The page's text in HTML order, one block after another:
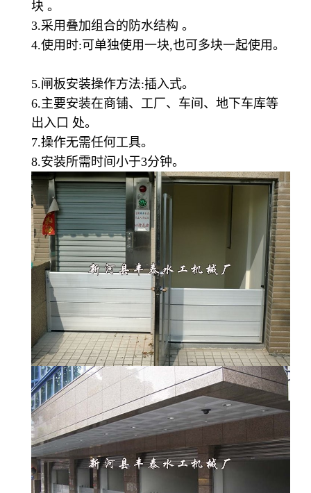
块 。
3.采用叠加组合的防水结构 。
4.使用时:可单独使用一块,也可多块一起使用。
5.闸板安装操作方法:插入式。
6.主要安装在商铺、工厂、车间、地下车库等
出入口 处。
7.操作无需任何工具。
8.安装所需时间小于3分钟。